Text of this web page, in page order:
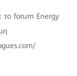
το forum Energy